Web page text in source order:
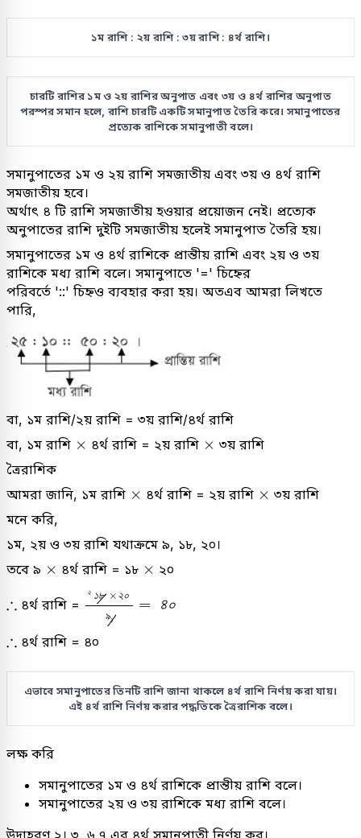
১ম রাশি : ২য় রাশি : ৩য় রাশি : ৪র্থ রাশি।
চারটি রাশির ১ম ও ২য় রাশির অনুপাত এবং ৩য় ও ৪র্থ রাশির অনুপাত
পরস্পর সমান হলে, রাশি চারটি একটি সমানুপাত তৈরি করে। সমানুপাতের
প্রত্যেক রাশিকে সমানুপাতী বলে।
সমানুপাতের ১ম ও ২য় রাশি সমজাতীয় এবং ৩য় ও ৪র্থ রাশি
সমজাতীয় হবে।
অর্থাৎ ৪ টি রাশি সমজাতীয় হওয়ার প্রয়োজন নেই। প্রত্যেক
অনুপাতের রাশি দুইটি সমজাতীয় হলেই সমানুপাত তৈরি হয়।
সমানুপাতের ১ম ও ৪র্থ রাশিকে প্রান্তীয় রাশি এবং ২য় ও ৩য়
রাশিকে মধ্য রাশি বলে। সমানুপাতে '=' চিহ্নের
পরিবর্তে '::' চিহ্নও ব্যবহার করা হয়। অতএব আমরা লিখতে
পারি,
বা, ১ম রাশি/২য় রাশি = ৩য় রাশি/৪র্থ রাশি
বা, ১ম রাশি ×
× ৪র্থ রাশি = ২য় রাশি ×
× ৩য় রাশি
ত্রৈরাশিক
আমরা জানি, ১ম রাশি ×
× ৪র্থ রাশি = ২য় রাশি ×
× ৩য় রাশি
মনে করি,
১ম, ২য় ও ৩য় রাশি যথাক্রমে ৯, ১৮, ২০।
তবে ৯ ×
× ৪র্থ রাশি = ১৮ ×
× ২০
∴
∴ ৪র্থ রাশি =
২ ১৮ × ২০
৯১
= ৪০
২
∴
∴ ৪র্থ রাশি = ৪০
এভাবে সমানুপাতের তিনটি রাশি জানা থাকলে ৪র্থ রাশি নির্ণয় করা যায়।
এই ৪র্থ রাশি নির্ণয় করার পদ্ধতিকে ত্রৈরাশিক বলে।
লক্ষ করি
সমানুপাতের ১ম ও ৪র্থ রাশিকে প্রান্তীয় রাশি বলে।
সমানুপাতের ২য় ও ৩য় রাশিকে মধ্য রাশি বলে।
উদাহরণ ২। ৩, ৬,৭ এর ৪র্থ সমানুপাতী নির্ণয় কর।